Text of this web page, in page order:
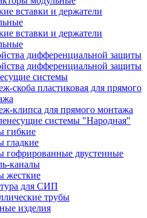
вставки и держатели
вставки и держатели
дифференциальной защиты
дифференциальной защиты
системы
скоба пластиковая для прямого
клипса для прямого монтажа
системы "Народная"
гибкие
гладкие
гофрированные двустенные
каналы
жесткие
для СИП
трубы
изделия